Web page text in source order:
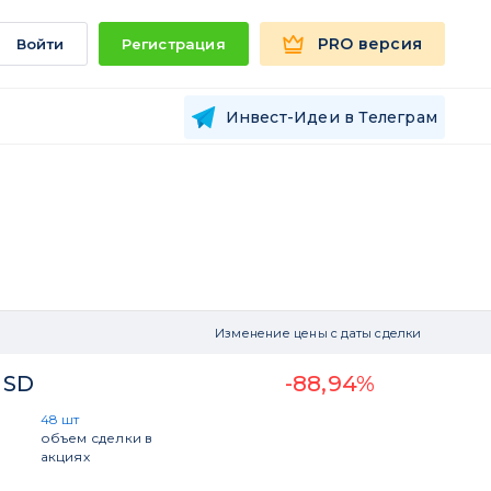
Войти Регистрация PRO версия
Инвест-Идеи в Телеграм
Изменение цены с даты сделки
48 шт
объем сделки в
акциях
-88,94%